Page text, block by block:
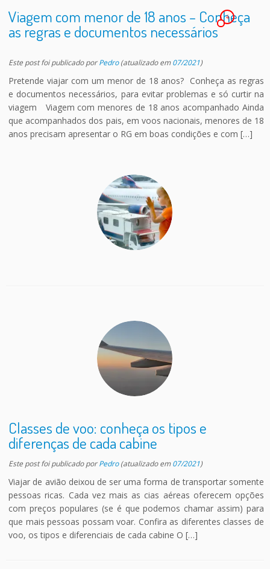
Viagem com menor de 18 anos – Conheça
as regras e documentos necessários
4
Este post foi publicadoporPedro(atualizado em07/2021)
Pretende viajar com um menor de 18 anos? Conheça as regras
e documentos necessários, para evitar problemas e só curtir na
viagem Viagem com menores de 18 anos acompanhado Ainda
que acompanhados dos pais, em voos nacionais, menores de 18
anos precisam apresentar o RG em boas condições e com […]
Classes de voo: conheça os tipos e
diferenças de cada cabine
Este post foi publicadoporPedro(atualizado em07/2021)
Viajar de avião deixou de ser uma forma de transportar somente
pessoas ricas. Cada vez mais as cias aéreas oferecem opções
com preços populares (se é que podemos chamar assim) para
que mais pessoas possam voar. Confira as diferentes classes de
voo, os tipos e diferenciais de cada cabine O […]